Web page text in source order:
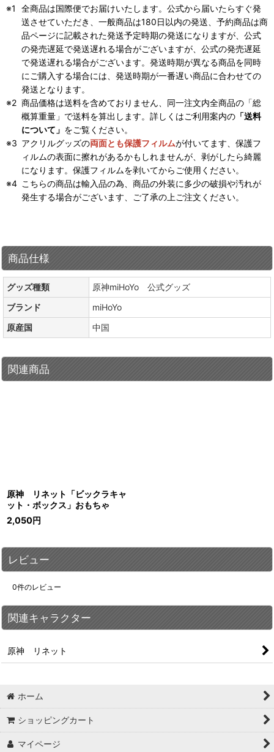
全商品は国際便でお届けいたします。公式から届いたらすぐ発
送させていただき、一般商品は180日以内の発送、予約商品は商
品ページに記載された発送予定時期の発送になりますが、公式
の発売遅延で発送遅れる場合がございますが、公式の発売遅延
で発送遅れる場合がございます。発送時期が異なる商品を同時
にご購入する場合には、発送時期が一番遅い商品に合わせての
発送となります。
商品価格は送料を含めておりません、同一注文内全商品の「総
概算重量」で送料を算出します。詳しくはご利用案内の 「送料
について」 をご覧ください。
アクリルグッズの両面とも保護フィルムが付いてます、保護フ
ィルムの表面に擦れがあるかもしれませんが、剥がしたら綺麗
になります。保護フィルムを剥いてからご使用ください。
こちらの商品は輸入品の為、商品の外装に多少の破損や汚れが
発生する場合がございます、ご了承の上ご注文ください。
商品仕様
グッズ種類
原神miHoYo 公式グッズ
ブランド
miHoYo
原産国
中国
関連商品
原神 リネット「ビックラキャ
ット・ボックス」おもちゃ
2,050円
レビュー
0件のレビュー
関連キャラクター
原神 リネット
ホーム
ショッピングカート
マイページ